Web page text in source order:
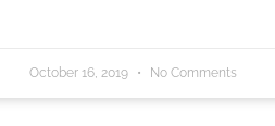
October 16, 2019 No Comments